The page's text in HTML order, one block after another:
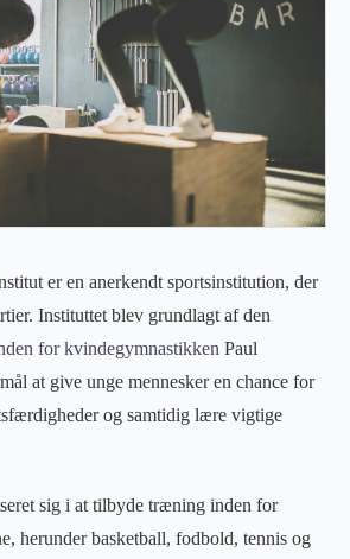
er en anerkendt sportsinstitution, der
Instituttet blev grundlagt af den
for kvindegymnastikken Paul
at give unge mennesker en chance for
og samtidig lære vigtige
sig i at tilbyde træning inden for
herunder basketball, fodbold, tennis og